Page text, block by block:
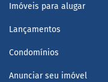
Imóveis para alugar
Lançamentos
Condomínios
Anunciar seu imóvel